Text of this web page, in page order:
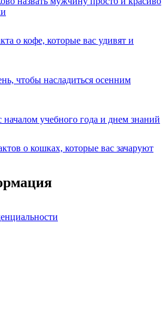
о кофе, которые вас удивят и
чтобы насладиться осенним
началом учебного года и днем знаний
о кошках, которые вас зачаруют